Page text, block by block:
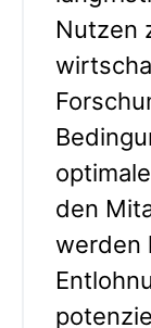
Nutzen
den
werden